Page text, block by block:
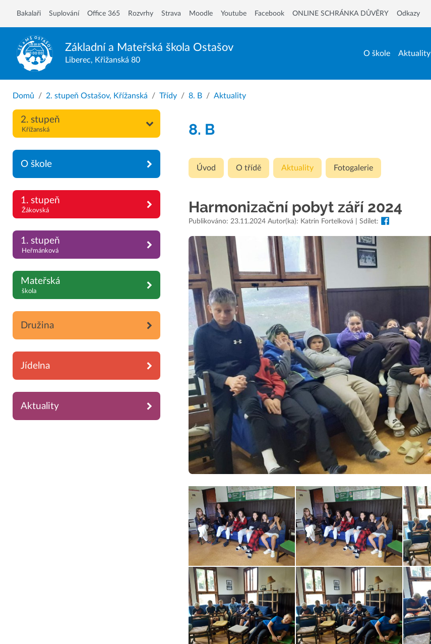
Základní a Mateřská škola Ostašov
Liberec, Křižanská 80
O škole Aktuality
Bakalaři Suplování Office 365 Rozvrhy Strava Moodle Youtube Facebook ONLINE SCHRÁNKA DŮVĚRY Odkazy
Domů 2. stupeň Ostašov, Křížanská Třídy 8. B Aktuality
2. stupeň
Křížanská
O škole
1. stupeň
Žákovská
1. stupeň
Heřmánková
Mateřská
škola
Družina
Jídelna
Aktuality
8. B
Úvod O třídě Aktuality Fotogalerie
Harmonizační pobyt září 2024
Publikováno: 23.11.2024 Autor(ka): Katrin Fortelková | Sdílet: